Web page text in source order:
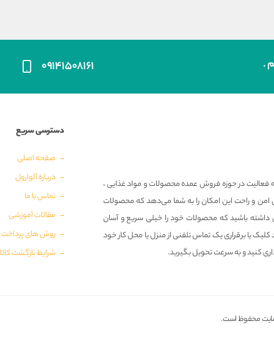
۰۹۱۴۱۵۰۸۱۶۱
فعالیت در حوزه فروش عمده محصولات و مواد غذایی ،
امن و راحت این امکان را به شما می‌دهد که محصولات
داشته باشید که محصولات خود را خیلی سریع و آسان
یا برقراری یک تماس تلفنی از منزل یا محل کار خود
کنید و به سرعت تحویل بگیرید.
دسترسی سریع
صفحه اصلی
درباره آلوارول
تماس با ما
مقالات آموزشی
روش های پرداخت
شرایط بازگشت کالا